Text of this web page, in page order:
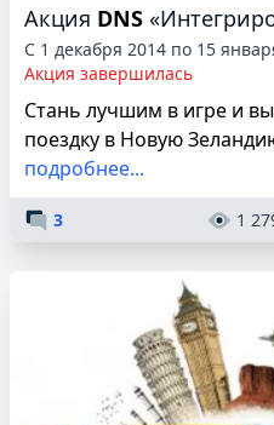
Акция DNS
С 1 декабря 2014 по 15
Акция завершилась
Стань лучшим в игре и
поездку в Новую
подробнее...
3 1